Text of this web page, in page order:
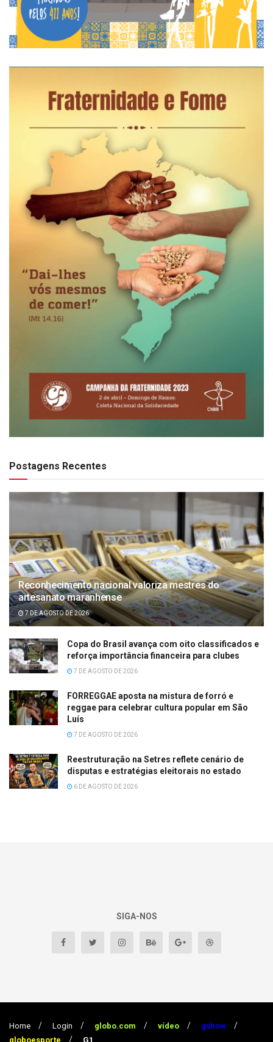
Postagens Recentes
Reconhecimento nacional valoriza mestres do
artesanato maranhense
7 DE AGOSTO DE 2026
Copa do Brasil avança com oito classificados e
reforça importância financeira para clubes
7 DE AGOSTO DE 2026
FORREGGAE aposta na mistura de forró e
reggae para celebrar cultura popular em São
Luís
7 DE AGOSTO DE 2026
Reestruturação na Setres reflete cenário de
disputas e estratégias eleitorais no estado
6 DE AGOSTO DE 2026
SIGA-NOS
Home Login globo.com vídeo
gshow
globoesporte
G1